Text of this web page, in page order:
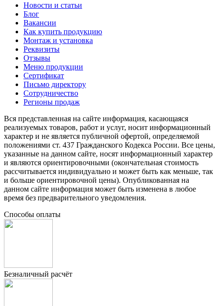
Новости и статьи
Блог
Вакансии
Как купить продукцию
Монтаж и установка
Реквизиты
Отзывы
Меню продукции
Сертификат
Письмо директору
Сотрудничество
Регионы продаж
Вся представленная на сайте информация, касающаяся
реализуемых товаров, работ и услуг, носит информационный
характер и не является публичной офертой, определяемой
положениями ст. 437 Гражданского Кодекса России. Все цены,
указанные на данном сайте, носят информационный характер
и являются ориентировочными (окончательная стоимость
рассчитывается индивидуально и может быть как меньше, так
и больше ориентировочной цены). Опубликованная на
данном сайте информация может быть изменена в любое
время без предварительного уведомления.
Способы оплаты
Безналичный расчёт